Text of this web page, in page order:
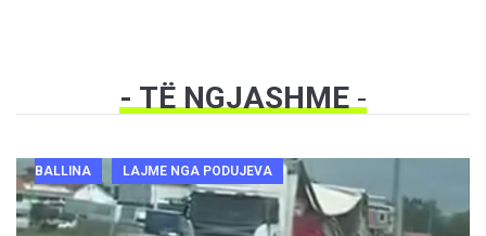
- TË NGJASHME-
BALLINA LAJME NGA PODUJEVA